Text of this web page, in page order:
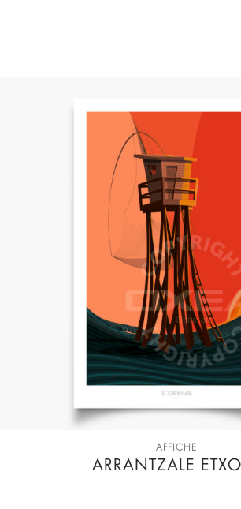
AFFICHE
ARRANTZALE